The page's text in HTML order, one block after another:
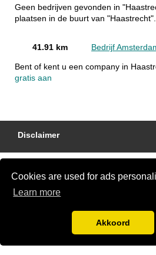
Cookies are used for ads
Learn more
Akkoord
Geen bedrijven gevonden in
plaatsen in de buurt van "Haastrecht".
41.91 km Bedrijf
Bent of kent u een company in
gratis aan
Disclaimer